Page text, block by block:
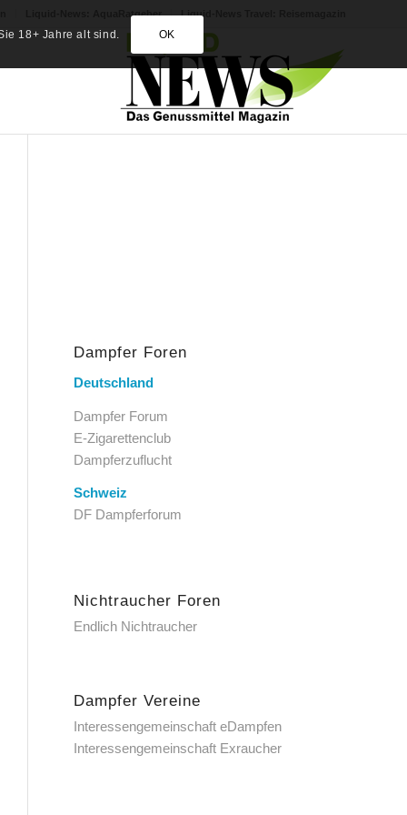
Liquid-News: AquaRatgeber Liquid-News Travel: Reisemagazin
Dampfer Foren
Deutschland
Dampfer Forum
E-Zigarettenclub
Dampferzuflucht
Schweiz
DF Dampferforum
Nichtraucher Foren
Endlich Nichtraucher
Dampfer Vereine
Interessengemeinschaft eDampfen
Interessengemeinschaft Exraucher
18+ Jahre alt sind. OK